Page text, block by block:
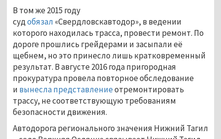
В том же 2015 году
судобязал «Свердловскавтодор», в ведении
которого находилась трасса, провести ремонт. По
дороге прошлись грейдерами и засыпали её
щебнем, но это принесло лишь кратковременный
результат. В августе 2016 года пригородная
прокуратура провела повторное обследование
и вынесла представлениеотремонтировать
трассу, не соответствующую требованиям
безопасности движения.
Автодорога регионального значения Нижний Тагил